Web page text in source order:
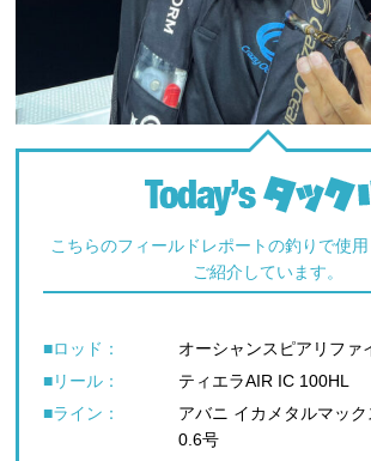
こちらのフィールドレポートの釣りで使
ご紹介しています。
■ロッド：
オーシャンスピアリファ
■リール：
ティエラAIR IC 100HL
■ライン：
アバニ イカメタルマッ
0.6号